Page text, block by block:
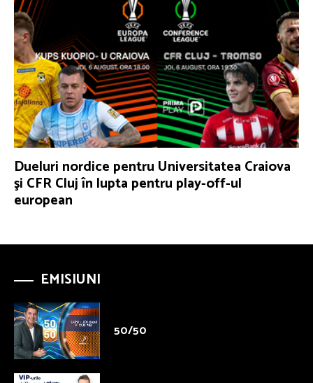
Dueluri nordice pentru Universitatea Craiova
şi CFR Cluj în lupta pentru play-off-ul
european
EMISIUNI
50/50